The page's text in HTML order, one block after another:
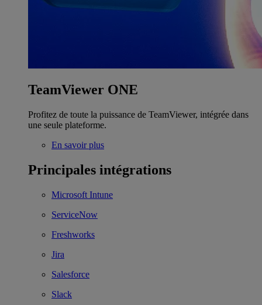
TeamViewer ONE
Profitez de toute la puissance de TeamViewer, intégrée dans
une seule plateforme.
En savoir plus
Principales intégrations
Microsoft Intune
ServiceNow
Freshworks
Jira
Salesforce
Slack